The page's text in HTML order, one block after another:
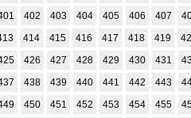
402 403 404 405 406 407
414 415 416 417 418 419
426 427 428 429 430 431
438 439 440 441 442 443
450 451 452 453 454 455